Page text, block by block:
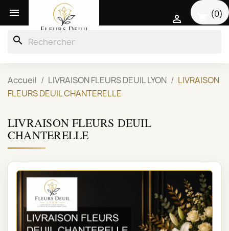
 (0)

search
Accueil LIVRAISON FLEURS DEUIL LYON
LIVRAISON
FLEURS DEUIL CHANTERELLE
LIVRAISON FLEURS DEUIL
CHANTERELLE